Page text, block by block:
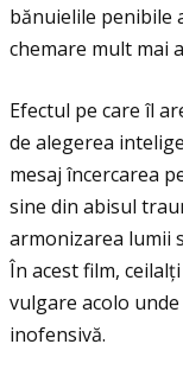
bănuielile penibile
chemare mult mai
Efectul pe care îl
de alegerea
mesaj încercarea
sine din abisul
armonizarea lumii
În acest film,
vulgare acolo
inofensivă.